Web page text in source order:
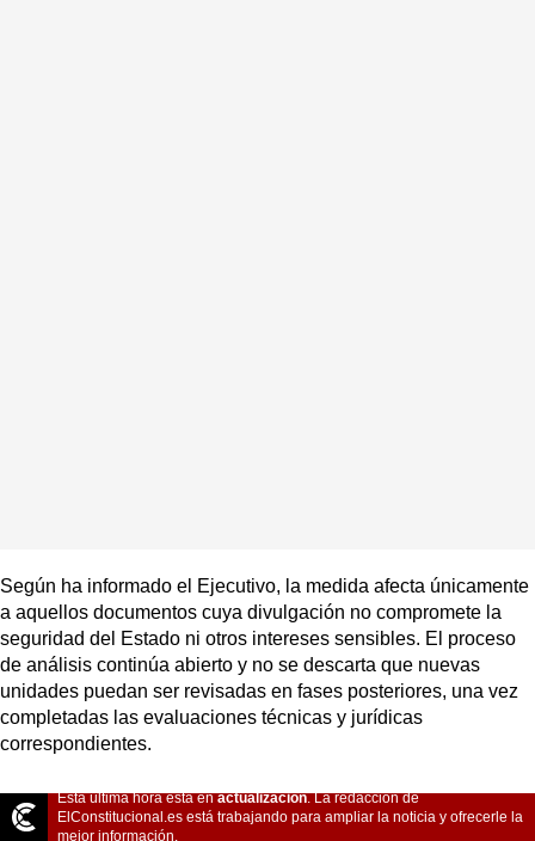
Según ha informado el Ejecutivo, la medida afecta únicamente
a aquellos documentos cuya divulgación no compromete la
seguridad del Estado ni otros intereses sensibles. El proceso
de análisis continúa abierto y no se descarta que nuevas
unidades puedan ser revisadas en fases posteriores, una vez
completadas las evaluaciones técnicas y jurídicas
correspondientes.
Esta última hora está enactualización. La redacción de
ElConstitucional.es está trabajando para ampliar la noticia y ofrecerle la
mejor información.